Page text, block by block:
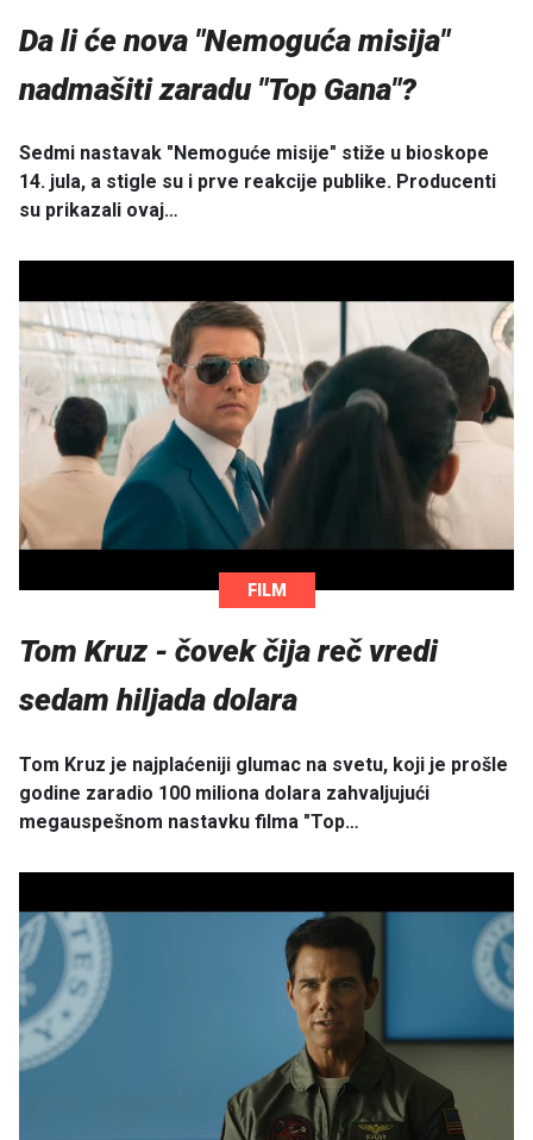
Da li će nova "Nemoguća misija"
nadmašiti zaradu "Top Gana"?
Sedmi nastavak "Nemoguće misije" stiže u bioskope
14. jula, a stigle su i prve reakcije publike. Producenti
su prikazali ovaj…
FILM
Tom Kruz - čovek čija reč vredi
sedam hiljada dolara
Tom Kruz je najplaćeniji glumac na svetu, koji je prošle
godine zaradio 100 miliona dolara zahvaljujući
megauspešnom nastavku filma "Top…